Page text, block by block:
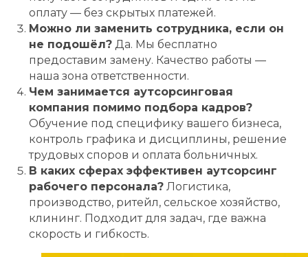
оплату — без скрытых платежей.
Можно ли заменить сотрудника, если он
не подошёл? Да. Мы бесплатно
предоставим замену. Качество работы —
наша зона ответственности.
Чем занимается аутсорсинговая
компания помимо подбора кадров?
Обучение под специфику вашего бизнеса,
контроль графика и дисциплины, решение
трудовых споров и оплата больничных.
В каких сферах эффективен аутсорсинг
рабочего персонала? Логистика,
производство, ритейл, сельское хозяйство,
клининг. Подходит для задач, где важна
скорость и гибкость.